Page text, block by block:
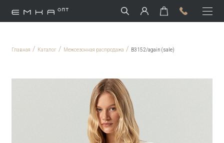
Главная / Каталог / Межсезонная распродажа / B3152/again (sale)